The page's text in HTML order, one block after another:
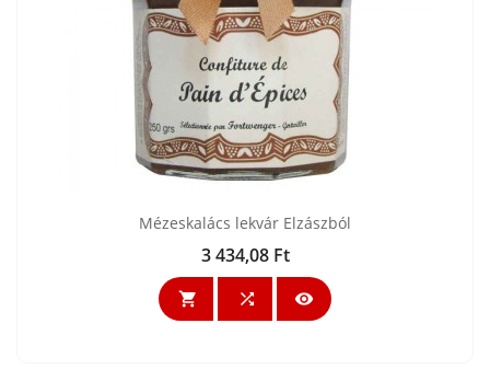
Mézeskalács lekvár Elzászból
Ár
3 434,08 Ft
  